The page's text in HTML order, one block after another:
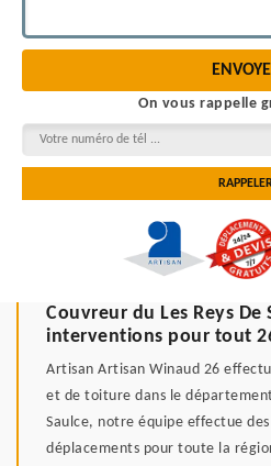
On vous rappelle
Couvreur du Les Reys De
interventions pour tout
Artisan Artisan Winaud 26
et de toiture dans le
Saulce, notre équipe effectue
déplacements pour toute la